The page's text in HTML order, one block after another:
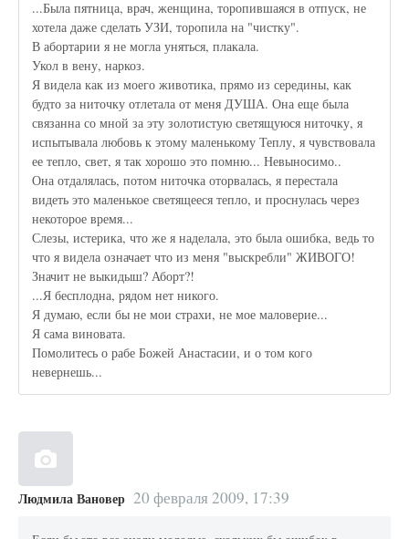
...Была пятница, врач, женщина, торопившаяся в отпуск, не
хотела даже сделать УЗИ, торопила на "чистку".
В абортарии я не могла уняться, плакала.
Укол в вену, наркоз.
Я видела как из моего животика, прямо из середины, как
будто за ниточку отлетала от меня ДУША. Она еще была
связанна со мной за эту золотистую светящуюся ниточку, я
испытывала любовь к этому маленькому Теплу, я чувствовала
ее тепло, свет, я так хорошо это помню... Невыносимо..
Она отдалялась, потом ниточка оторвалась, я перестала
видеть это маленькое светящееся тепло, и проснулась через
некоторое время...
Слезы, истерика, что же я наделала, это была ошибка, ведь то
что я видела означает что из меня "выскребли" ЖИВОГО!
Значит не выкидыш? Аборт?!
...Я бесплодна, рядом нет никого.
Я думаю, если бы не мои страхи, не мое маловерие...
Я сама виновата.
Помолитесь о рабе Божей Анастасии, и о том кого
невернешь...
Людмила Вановер 20 февраля 2009, 17:39